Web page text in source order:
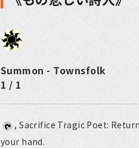
Summon - Townsfolk
1 / 1
, Sacrifice Tragic Poet:
your hand.